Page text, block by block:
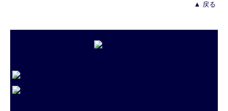
▲ 戻る